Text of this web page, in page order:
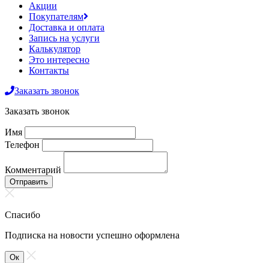
Акции
Покупателям
Доставка и оплата
Запись на услуги
Калькулятор
Это интересно
Контакты
Заказать звонок
Заказать звонок
Имя
Телефон
Комментарий
Отправить
Спасибо
Подписка на новости успешно оформлена
Ок